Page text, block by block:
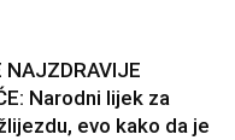
NAJZDRAVIJE
Narodni lijek za
evo kako da je